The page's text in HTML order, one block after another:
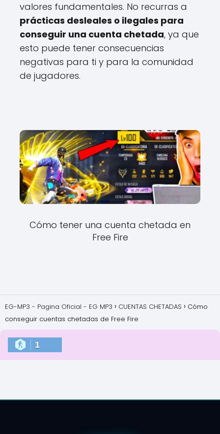
valores fundamentales. No recurras a
prácticas desleales o ilegales para
conseguir una cuenta chetada, ya que
esto puede tener consecuencias
negativas para ti y para la comunidad
de jugadores.
Cómo tener una cuenta chetada en
Free Fire
EG-MP3 - Pagina Oficial - EG MP3 CUENTAS CHETADAS
Cómo
conseguir cuentas chetadas de Free Fire
1